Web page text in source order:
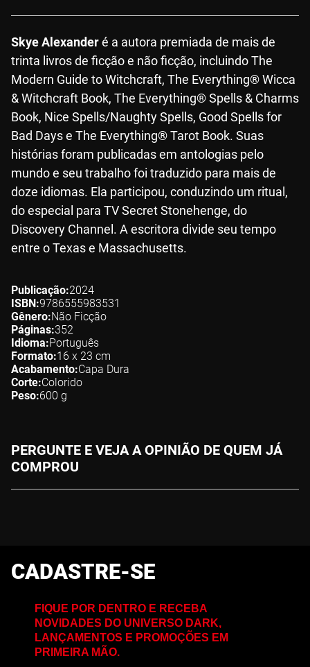
Skye Alexanderé a autora premiada de mais de
trinta livros de ficção e não ficção, incluindo The
Modern Guide to Witchcraft, The Everything® Wicca
& Witchcraft Book, The Everything® Spells & Charms
Book, Nice Spells/Naughty Spells, Good Spells for
Bad Days e The Everything® Tarot Book. Suas
histórias foram publicadas em antologias pelo
mundo e seu trabalho foi traduzido para mais de
doze idiomas. Ela participou, conduzindo um ritual,
do especial para TV Secret Stonehenge, do
Discovery Channel. A escritora divide seu tempo
entre o Texas e Massachusetts.
Publicação 2024
ISBN 9786555983531
Gênero Não Ficção
Páginas 352
Idioma Português
Formato 16 x 23 cm
Acabamento Capa Dura
Corte Colorido
Peso 600 g
PERGUNTE E VEJA A OPINIÃO DE QUEM JÁ
COMPROU
CADASTRE-SE
FIQUE POR DENTRO E RECEBA
NOVIDADES DO UNIVERSO DARK,
LANÇAMENTOS E PROMOÇÕES EM
PRIMEIRA MÃO.